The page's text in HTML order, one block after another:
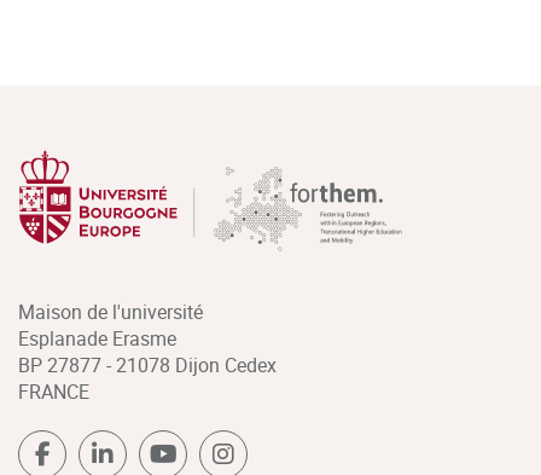
Maison de l'université
Esplanade Erasme
BP 27877 - 21078 Dijon Cedex
FRANCE